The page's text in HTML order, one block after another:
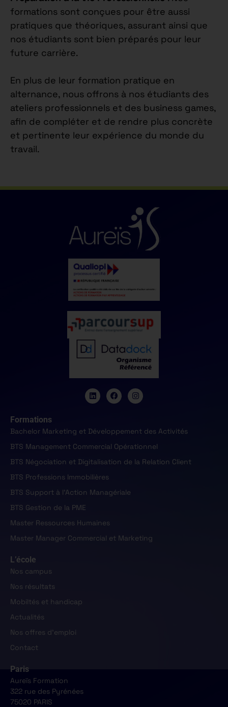
formations sont conçues pour être aussi
pratiques que théoriques, assurant ainsi que
nos étudiants sont bien préparés pour leur
future carrière.
En plus de leur formation pratique en
alternance, nous offrons à nos étudiants des
ateliers professionnels et des business games,
afin de compléter et de rendre plus concrète
et pertinente leur expérience du monde du
travail.
Formations
Bachelor Marketing et Développement des Activités
BTS Management Commercial Opérationnel
BTS Négociation et Digitalisation de la Relation Client
BTS Professions Immobilières
BTS Support à l'Action Managériale
BTS Gestion de la PME
Master Ressources Humaines
Master Manager Commercial et Marketing
L’école
Nos campus
Nos résultats
Mobiltés et handicap
Actualités
Nos offres d'emploi
Contact
Paris
Aureïs Formation
322 rue des Pyrénées
75020 PARIS